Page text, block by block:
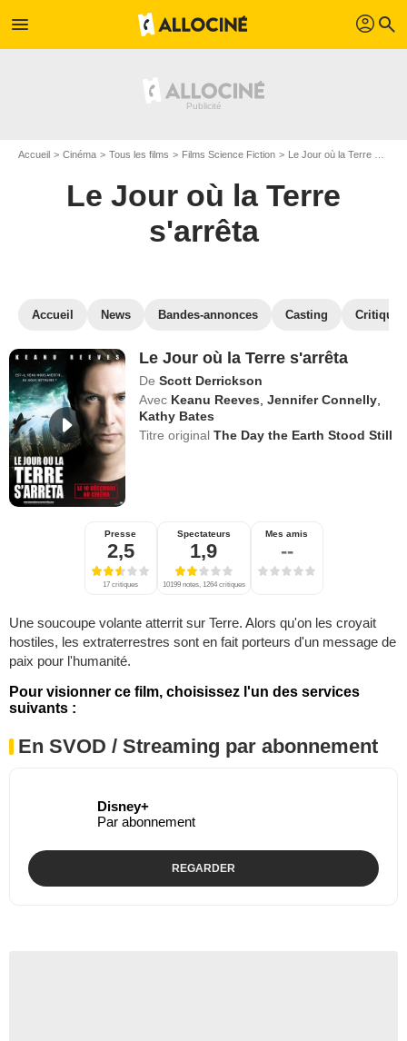
menu profil search
Accueil Cinéma Tous les films Films Science Fiction Le Jour où la Terre s'arrêta
Le Jour où la Terre
s'arrêta
Accueil News Bandes-annonces Casting
Le Jour où la Terre s'arrêta
De Scott Derrickson
Avec Keanu Reeves ,Jennifer Connelly
Kathy Bates
Titre originalThe Day the Earth Stood Still
Presse
2,5
17 critiques
Spectateurs
1,9
10199 notes, 1264 critiques
Mes amis
--
Une soucoupe volante atterrit sur Terre. Alors qu'on les croyait
hostiles, les extraterrestres sont en fait porteurs d'un message de
paix pour l'humanité.
Pour visionner ce film, choisissez l'un des services
suivants :
En SVOD / Streaming par abonnement
Disney+
Par abonnement
REGARDER